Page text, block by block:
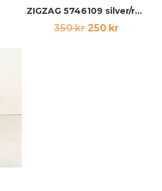
ZIGZAG 5746109 silver/rosa
350kr Det
250 krDet